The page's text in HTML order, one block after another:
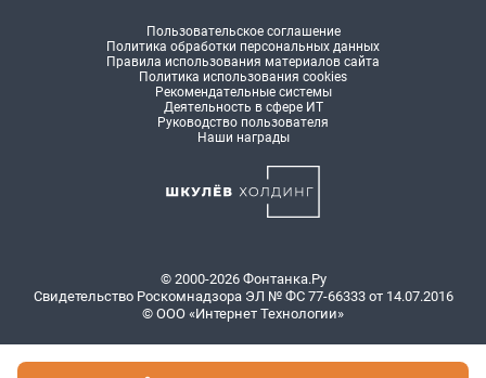
Пользовательское соглашение
Политика обработки персональных данных
Правила использования материалов сайта
Политика использования cookies
Рекомендательные системы
Деятельность в сфере ИТ
Руководство пользователя
Наши награды
© 2000-2026 Фонтанка.Ру
Свидетельство Роскомнадзора ЭЛ № ФС 77-66333 от 14.07.2016
© ООО «Интернет Технологии»